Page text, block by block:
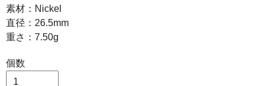
素材：Nickel
直径：26.5mm
重さ：7.50g
個数